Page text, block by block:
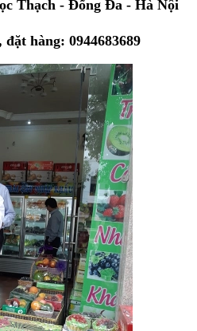
Thạch - Đống Đa - Hà Nội
hàng: 0944683689